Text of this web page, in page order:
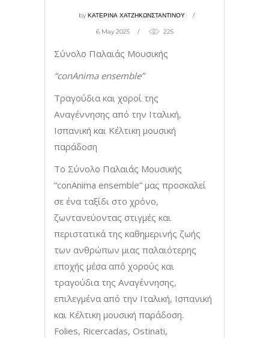
byΚΑΤΕΡΙΝΑ ΧΑΤΖΗΚΩΝΣΤΑΝΤΙΝΟΥ
6 May 2025 225
Σύνολο Παλαιάς Μουσικής
“conAnima ensemble”
Τραγούδια και χοροί της
Αναγέννησης από την Ιταλική,
Ισπανική και Κέλτικη μουσική
παράδοση
Το Σύνολο Παλαιάς Μουσικής
“conAnima ensemble” μας προσκαλεί
σε ένα ταξίδι στο χρόνο,
ζωντανεύοντας στιγμές και
περιστατικά της καθημερινής ζωής
των ανθρώπων μιας παλαιότερης
εποχής μέσα από χορούς και
τραγούδια της Αναγέννησης,
επιλεγμένα από την Ιταλική, Ισπανική
και Κέλτικη μουσική παράδοση.
Folies, Ricercadas, Ostinati,